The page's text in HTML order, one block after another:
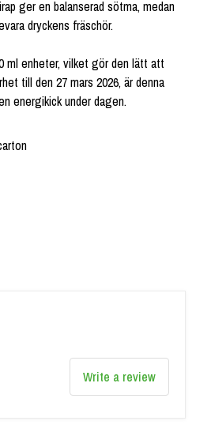
ger en balanserad sötma, medan
dryckens fräschör.
ml enheter, vilket gör den lätt att
till den 27 mars 2026, är denna
energikick under dagen.
Write a review